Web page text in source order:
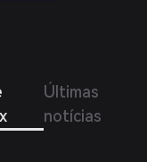
Últimas
notícias